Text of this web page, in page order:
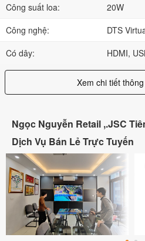
Công suất loa:
20W
Công nghệ:
DTS
Có dây:
HDMI,
Xem chi tiết
Ngọc Nguyễn Retail ,.JSC
Dịch Vụ Bán Lẻ Trực Tuyến